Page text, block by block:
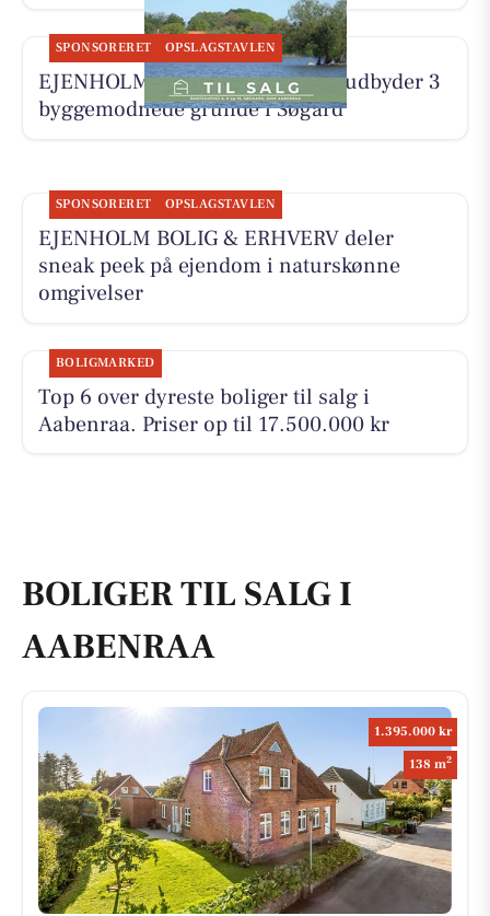
SPONSORERET OPSLAGSTAVLEN
EJENHOLM BOLIG & ERHVERV udbyder 3
byggemodnede grunde i Søgård
SPONSORERET OPSLAGSTAVLEN
EJENHOLM BOLIG & ERHVERV deler
sneak peek på ejendom i naturskønne
omgivelser
BOLIGMARKED
Top 6 over dyreste boliger til salg i
Aabenraa. Priser op til 17.500.000 kr
BOLIGER TIL SALG I
AABENRAA
1.395.000 kr
138 m2